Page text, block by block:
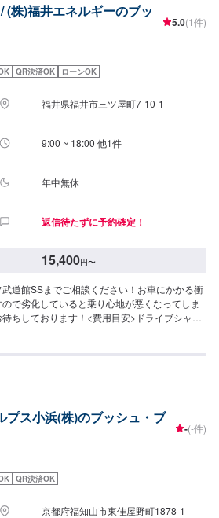
【1】オフ
見積り【3】お見積りにご納得いただければ作
-----納期について-----納期は通常1日～2日程度
ついて-----パーツの持ち込み可能です。オファ
-----代車について-----無料の代車をご用意して
ご利用ください。※代車の燃料代はお客様にご
ご来店時の注意、受付方法-----JR前橋大島駅北
交差点を右に次の交差点を左に進むと右側に工
事務所がございますので事務所裏の空いてい
。事務所内に受付がいますのでメンテモで予
(株)福井エネルギーのブッ
5.0(1件)
QR決済OK ローンOK
福井県福井市三ツ屋町7-10-1
9:00 ~ 18:00 他1件
年中無休
返信待たずに予約確定！
15,400円〜
道館SSまでご相談ください！お車にかかる衝
で劣化していると乗り心地が悪くなってしま
ちしております！<費用目安>ドライブシャフ
プス小浜(株)のブッシュ・ブ
-(-件)
QR決済OK
京都府福知山市東佳屋野町1878-1